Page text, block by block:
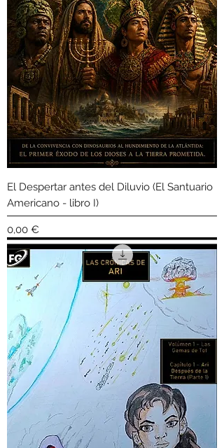
El Despertar antes del Diluvio (El Santuario
Americano - libro I)
Precio
0,00 €